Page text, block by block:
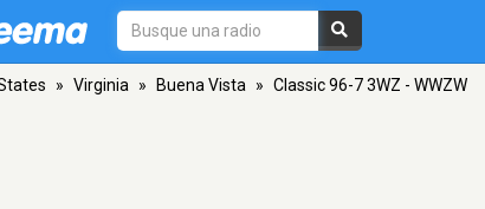
» Virginia » Buena Vista » Classic 96-7 3WZ - WWZW